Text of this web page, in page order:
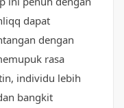
dapat
dengan
rasa
individu lebih
bangkit